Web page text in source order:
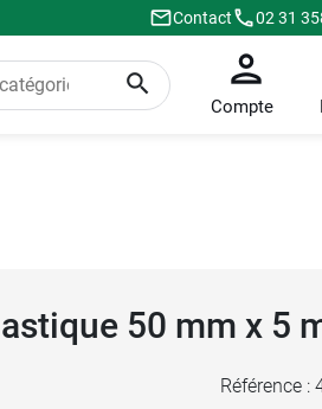
Contact 02 31
Compte
50 mm x 5
Référence :